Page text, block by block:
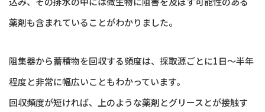
薬剤も含まれていることがわかりました。
阻集器から蓄積物を回収する頻度は、採取源ごとに1日〜半年
程度と非常に幅広いこともわかっています。
回収頻度が短ければ、上のような薬剤とグリースとが接触す